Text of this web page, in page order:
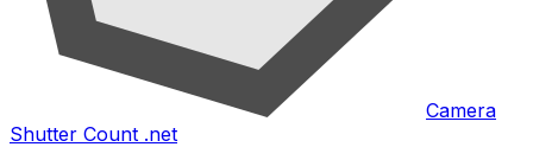
Camera
Shutter Count .net